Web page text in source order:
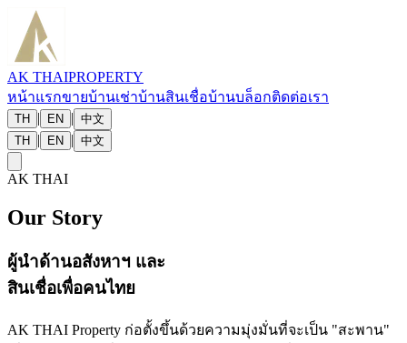
AK THAIPROPERTY
หน้าแรกขายบ้านเช่าบ้านสินเชื่อบ้านบล็อกติดต่อเรา
TH | EN | 中文
TH
| EN | 中文
AK THAI
Our Story
ผู้นำด้านอสังหาฯ และ
สินเชื่อเพื่อคนไทย
AK THAI Property ก่อตั้งขึ้นด้วยความมุ่งมั่นที่จะเป็น "สะพาน"